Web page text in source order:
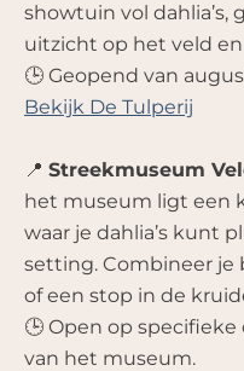
showtuin vol
uitzicht op het veld
🕒 Geopend van
Bekijk De Tulperij
📍 Streekmuseum
het museum ligt een
waar je dahlia’s kunt
setting. Combineer je
of een stop in de
🕒 Open op
van het museum.